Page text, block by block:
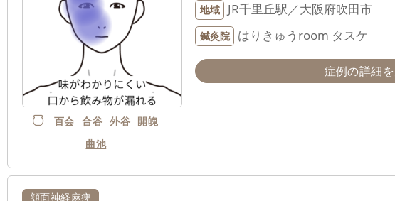
百会 合谷 外谷 開魄
曲池
地域 JR千里丘駅／大阪府吹田市
鍼灸院 はりきゅうroom タスケ
症例の詳細
顔面神経麻痺